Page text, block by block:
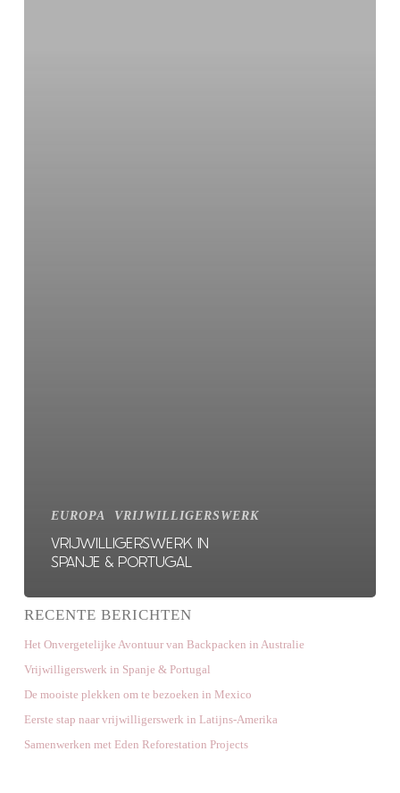
EUROPA VRIJWILLIGERSWERK
VRIJWILLIGERSWERK IN
SPANJE & PORTUGAL
RECENTE BERICHTEN
Het Onvergetelijke Avontuur van Backpacken in Australie
Vrijwilligerswerk in Spanje & Portugal
De mooiste plekken om te bezoeken in Mexico
Eerste stap naar vrijwilligerswerk in Latijns-Amerika
Samenwerken met Eden Reforestation Projects